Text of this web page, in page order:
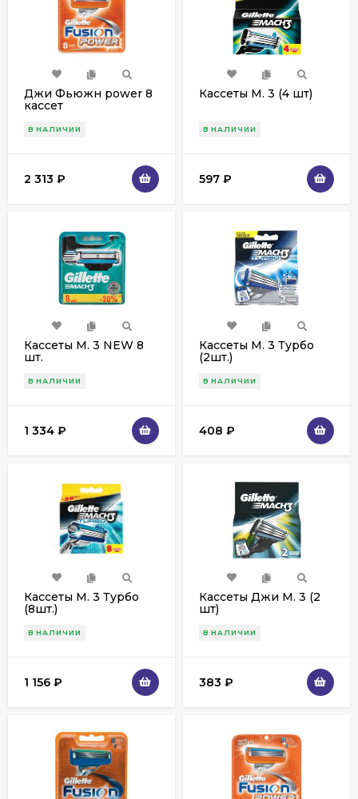
Джи Фьюжн power 8
кассет
В НАЛИЧИИ
2 313 ₽
Кассеты M. 3 (4 шт)
В НАЛИЧИИ
597 ₽
Кассеты M. 3 NEW 8
шт.
В НАЛИЧИИ
1 334 ₽
Кассеты M. 3 Турбо
(2шт.)
В НАЛИЧИИ
408 ₽
Кассеты M. 3 Турбо
(8шт.)
В НАЛИЧИИ
1 156 ₽
Кассеты Джи M. 3 (2
шт)
В НАЛИЧИИ
383 ₽